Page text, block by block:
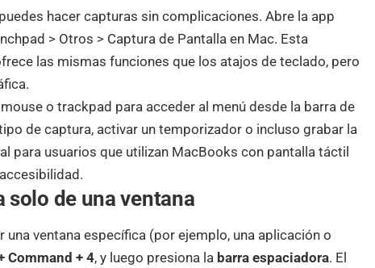
hacer capturas sin complicaciones. Abre la app
> Otros > Captura de Pantalla en Mac. Esta
las mismas funciones que los atajos de teclado, pero
o trackpad para acceder al menú desde la barra de
de captura, activar un temporizador o incluso grabar la
para usuarios que utilizan MacBooks con pantalla táctil
solo de una ventana
ventana específica (por ejemplo, una aplicación o
Command + 4, y luego presiona la barra espaciadora. El